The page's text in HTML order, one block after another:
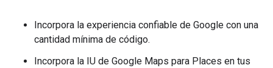
Incorpora la experiencia confiable de Google con una
cantidad mínima de código.
Incorpora la IU de Google Maps para Places en tus